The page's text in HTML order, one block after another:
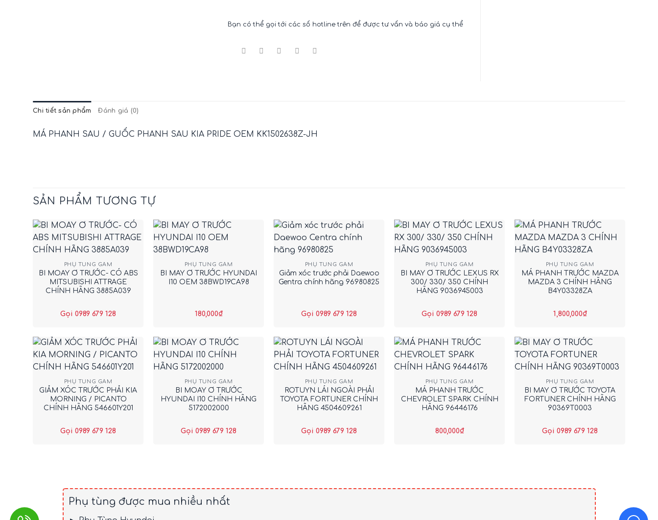
Bạn có thể gọi tới các số hotline trên để được tư vấn và báo giá cụ thể
Chi tiết sản phẩm Đánh giá (0)
MÁ PHANH SAU / GUỐC PHANH SAU KIA PRIDE OEM KK1502638Z-JH
SẢN PHẨM TƯƠNG TỰ
+
PHỤ TÙNG GẦM
BI MOAY Ơ TRƯỚC- CÓ ABS
MITSUBISHI ATTRAGE
CHÍNH HÃNG 3885A039
Gọi 0989 679 128
+
PHỤ TÙNG GẦM
BI MAY Ơ TRƯỚC HYUNDAI
I10 OEM 38BWD19CA98
180,000₫
+
PHỤ TÙNG GẦM
Giảm xóc trước phải Daewoo
Gentra chính hãng 96980825
Gọi 0989 679 128
+
PHỤ TÙNG GẦM
BI MAY Ơ TRƯỚC LEXUS RX
300/ 330/ 350 CHÍNH
HÃNG 9036945003
Gọi 0989 679 128
+
PHỤ TÙNG GẦM
MÁ PHANH TRƯỚC MAZDA
MAZDA 3 CHÍNH HÃNG
B4Y03328ZA
1,800,000₫
+
PHỤ TÙNG GẦM
GIẢM XÓC TRƯỚC PHẢI KIA
MORNING / PICANTO
CHÍNH HÃNG 546601Y201
Gọi 0989 679 128
+
PHỤ TÙNG GẦM
BI MOAY Ơ TRƯỚC
HYUNDAI I10 CHÍNH HÃNG
5172002000
Gọi 0989 679 128
New
+
PHỤ TÙNG GẦM
ROTUYN LÁI NGOÀI PHẢI
TOYOTA FORTUNER CHÍNH
HÃNG 4504609261
Gọi 0989 679 128
+
PHỤ TÙNG GẦM
MÁ PHANH TRƯỚC
CHEVROLET SPARK CHÍNH
HÃNG 96446176
800,000₫
+
PHỤ TÙNG GẦM
BI MAY Ơ TRƯỚC TOYOTA
FORTUNER CHÍNH HÃNG
90369T0003
Gọi 0989 679 128
Phụ tùng được mua nhiều nhất